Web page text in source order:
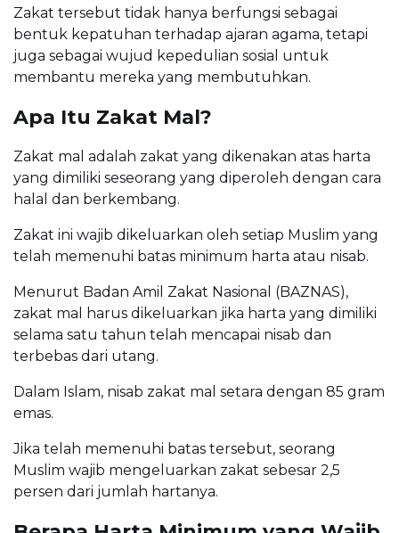
Zakat tersebut tidak hanya berfungsi sebagai
bentuk kepatuhan terhadap ajaran agama, tetapi
juga sebagai wujud kepedulian sosial untuk
membantu mereka yang membutuhkan.
Apa Itu Zakat Mal?
Zakat mal adalah zakat yang dikenakan atas harta
yang dimiliki seseorang yang diperoleh dengan cara
halal dan berkembang.
Zakat ini wajib dikeluarkan oleh setiap Muslim yang
telah memenuhi batas minimum harta atau nisab.
Menurut Badan Amil Zakat Nasional (BAZNAS),
zakat mal harus dikeluarkan jika harta yang dimiliki
selama satu tahun telah mencapai nisab dan
terbebas dari utang.
Dalam Islam, nisab zakat mal setara dengan 85 gram
emas.
Jika telah memenuhi batas tersebut, seorang
Muslim wajib mengeluarkan zakat sebesar 2,5
persen dari jumlah hartanya.